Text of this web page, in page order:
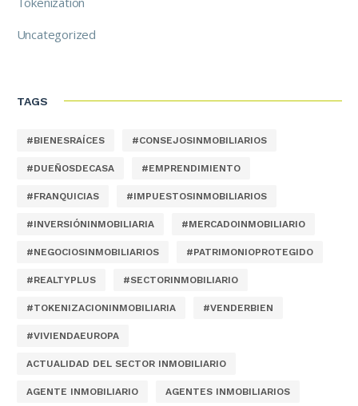
Uncategorized
TAGS
#BIENESRAÍCES #CONSEJOSINMOBILIARIOS
#DUEÑOSDECASA #EMPRENDIMIENTO
#FRANQUICIAS #IMPUESTOSINMOBILIARIOS
#INVERSIÓNINMOBILIARIA #MERCADOINMOBILIARIO
#NEGOCIOSINMOBILIARIOS #PATRIMONIOPROTEGIDO
#REALTYPLUS #SECTORINMOBILIARIO
#TOKENIZACIONINMOBILIARIA #VENDERBIEN
#VIVIENDAEUROPA
ACTUALIDAD DEL SECTOR INMOBILIARIO
AGENTE INMOBILIARIO AGENTES INMOBILIARIOS